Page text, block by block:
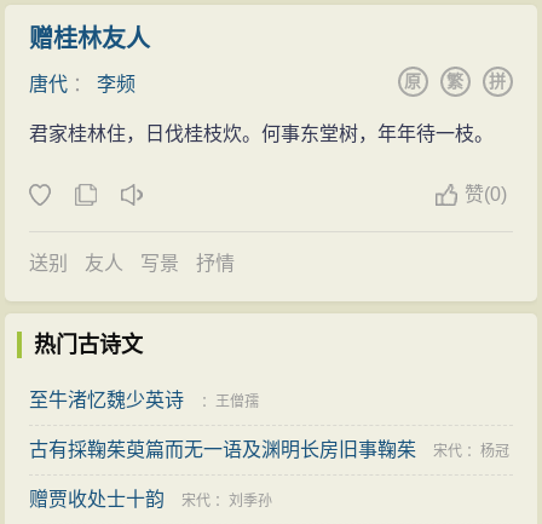
赠桂林友人
唐代 ：李频 拼
繁
原
君家桂林住，日伐桂枝炊。何事东堂树，年年待一枝。
赞(0)
送别 友人 写景 抒情
热门古诗文
至牛渚忆魏少英诗 ：王僧孺
古有採鞠茱萸篇而无一语及渊明长房旧事鞠茱 宋代 ：杨冠
卿
赠贾收处士十韵 宋代 ：刘季孙